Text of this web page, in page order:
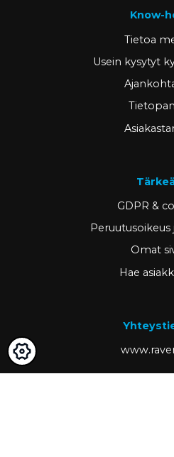
Know-
Tietoa
Usein kysytyt
GDPR &
Peruutusoikeus
Omat
Hae